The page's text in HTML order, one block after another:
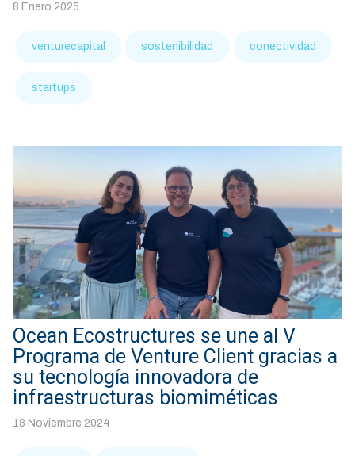
8 Enero 2025
venturecapital sostenibilidad conectividad
startups
Ocean Ecostructures se une al V
Programa de Venture Client gracias a
su tecnología innovadora de
infraestructuras biomiméticas
18 Noviembre 2024